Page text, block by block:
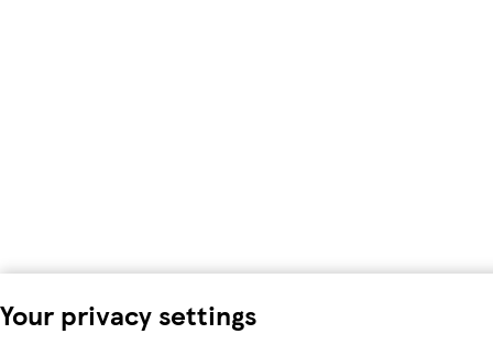
Your privacy settings